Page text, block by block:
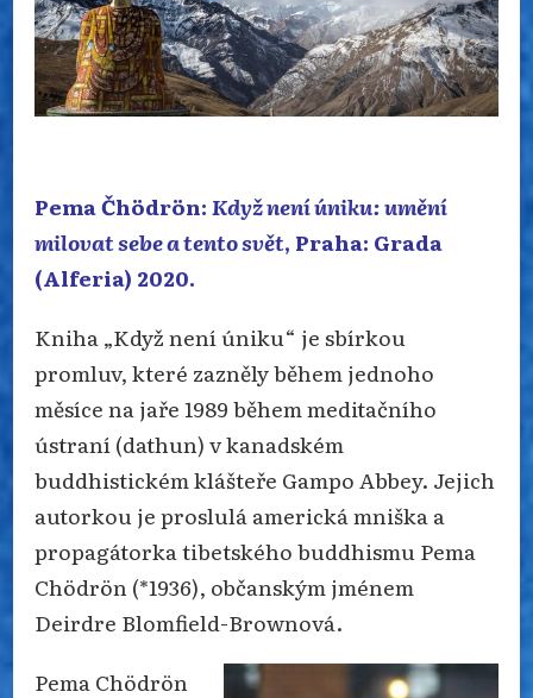
Pema Čhödrön:Když není úniku: umění
milovat sebe a tento svět, Praha: Grada
(Alferia) 2020.
Kniha „Když není úniku“ je sbírkou
promluv, které zazněly během jednoho
měsíce na jaře 1989 během meditačního
ústraní (dathun) v kanadském
buddhistickém klášteře Gampo Abbey. Jejich
autorkou je proslulá americká mniška a
propagátorka tibetského buddhismu Pema
Chödrön (*1936), občanským jménem
Deirdre Blomfield-Brownová.
Pema Chödrön